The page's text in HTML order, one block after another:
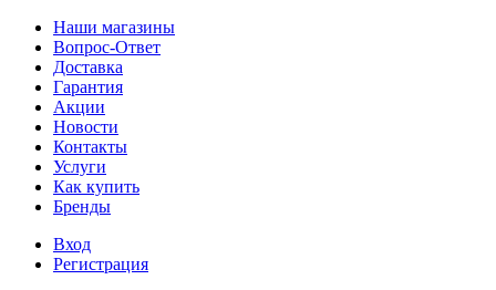
Наши магазины
Вопрос-Ответ
Доставка
Гарантия
Акции
Новости
Контакты
Услуги
Как купить
Бренды
Вход
Регистрация